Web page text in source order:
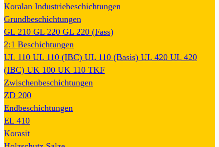
Koralan Industriebeschichtungen
Grundbeschichtungen
GL 210 GL 220 GL 220 (Fass)
2:1 Beschichtungen
UL 110 UL 110 (IBC) UL 110 (Basis) UL 420 UL 420
(IBC) UK 100 UK 110 TKF
Zwischenbeschichtungen
ZD 200
Endbeschichtungen
EL 410
Korasit